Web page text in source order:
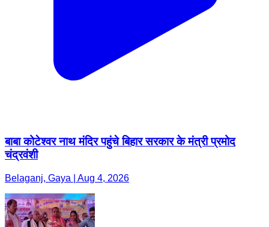
बाबा कोटेश्वर नाथ मंदिर पहुंचे बिहार सरकार के मंत्री प्रमोद
चंद्रवंशी
Belaganj, Gaya | Aug 4, 2026